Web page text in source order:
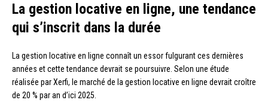
La gestion locative en ligne, une tendance
qui s’inscrit dans la durée
La gestion locative en ligne connaît un essor fulgurant ces dernières
années et cette tendance devrait se poursuivre. Selon une étude
réalisée par Xerfi, le marché de la gestion locative en ligne devrait croître
de 20 % par an d’ici 2025.